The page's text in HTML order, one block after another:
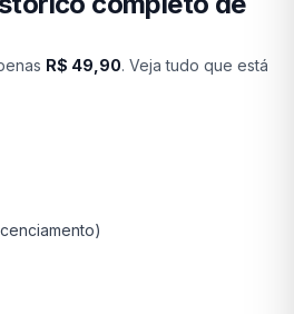
R$ 49,90. Veja tudo que está